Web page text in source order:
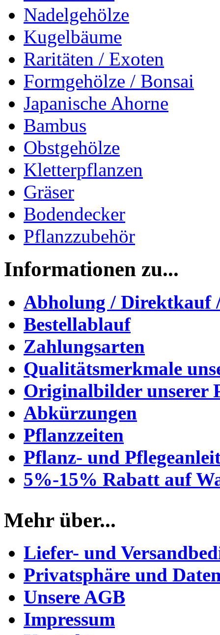
Nadelgehölze
Kugelbäume
Raritäten / Exoten
Formgehölze / Bonsai
Japanische Ahorne
Bambus
Obstgehölze
Kletterpflanzen
Gräser
Bodendecker
Pflanzzubehör
Informationen zu...
Abholung / Direktkauf
Bestellablauf
Zahlungsarten
Qualitätsmerkmale
Originalbilder unserer
Abkürzungen
Pflanzzeiten
Pflanz- und
5%-15% Rabatt auf
Mehr über...
Liefer- und
Privatsphäre und
Unsere AGB
Impressum